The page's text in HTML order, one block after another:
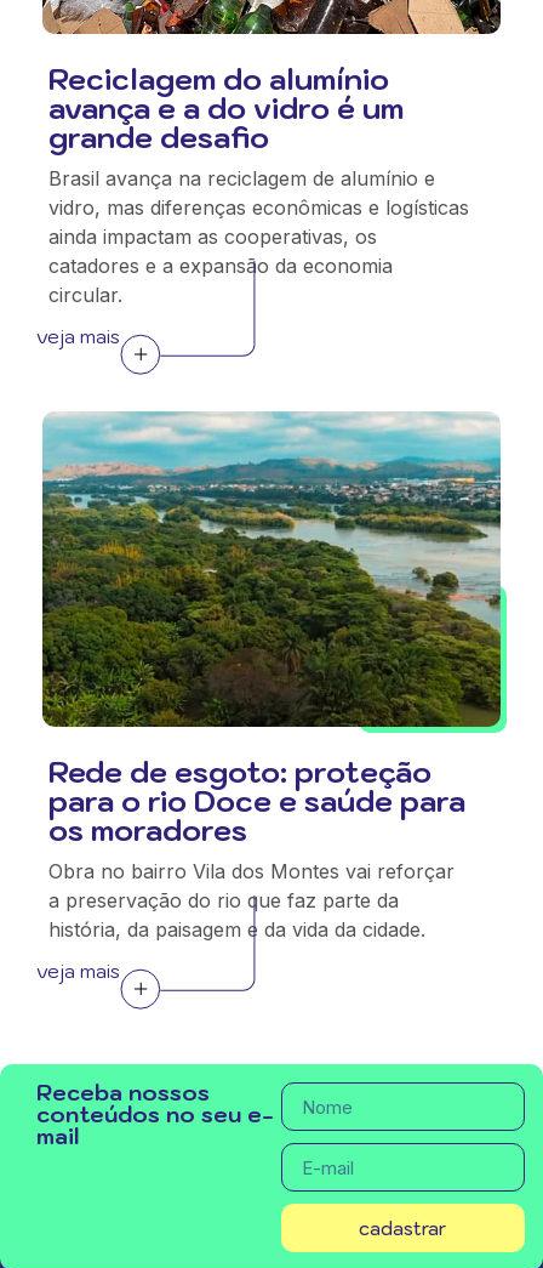
Reciclagem do alumínio
avança e a do vidro é um
grande desafio
Brasil avança na reciclagem de alumínio e
vidro, mas diferenças econômicas e logísticas
ainda impactam as cooperativas, os
catadores e a expansão da economia
circular.
veja mais
Rede de esgoto: proteção
para o rio Doce e saúde para
os moradores
Obra no bairro Vila dos Montes vai reforçar
a preservação do rio que faz parte da
história, da paisagem e da vida da cidade.
veja mais
Receba nossos
conteúdos no seu e-
mail
cadastrar